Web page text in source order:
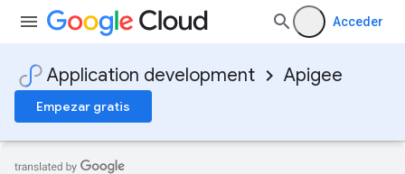
Acceder
Application development Apigee
Empezar gratis